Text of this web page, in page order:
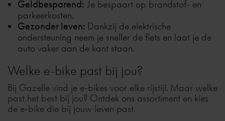
Geldbesparend: Je bespaart op brandstof- en
parkeerkosten.
Gezonder leven: Dankzij de elektrische
ondersteuning neem je sneller de fiets en laat je de
auto vaker aan de kant staan.
Welke e-bike past bij jou?
Bij Gazelle vind je e-bikes voor elke rijstijl. Maar welke
past het best bij jou? Ontdek ons assortiment en kies
de e-bike die bij jouw leven past.